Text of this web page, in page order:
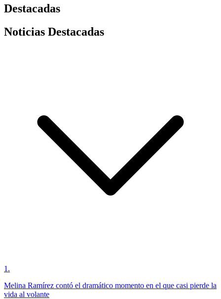
Destacadas
Noticias Destacadas
1 .
Melina Ramírez contó el dramático momento en el que casi pierde la
vida al volante